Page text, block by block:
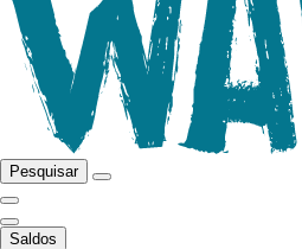
Pesquisar
Saldos